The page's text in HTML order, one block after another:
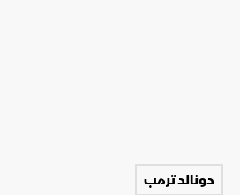
دونالد ترمب